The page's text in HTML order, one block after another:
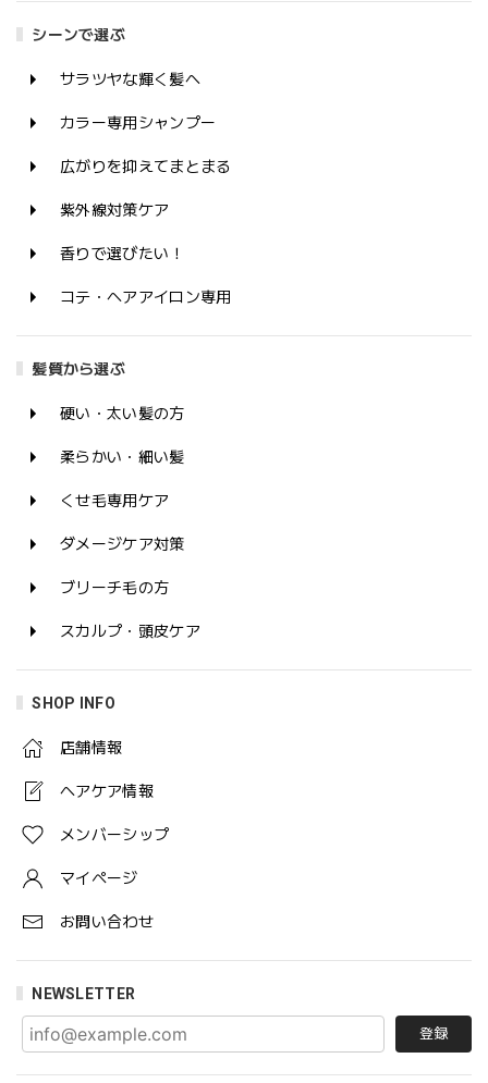
シーンで選ぶ
サラツヤな輝く髪へ
カラー専用シャンプー
広がりを抑えてまとまる
紫外線対策ケア
香りで選びたい！
コテ・ヘアアイロン専用
髪質から選ぶ
硬い・太い髪の方
柔らかい・細い髪
くせ毛専用ケア
ダメージケア対策
ブリーチ毛の方
スカルプ・頭皮ケア
SHOP INFO
店舗情報
ヘアケア情報
メンバーシップ
マイページ
お問い合わせ
NEWSLETTER
登録